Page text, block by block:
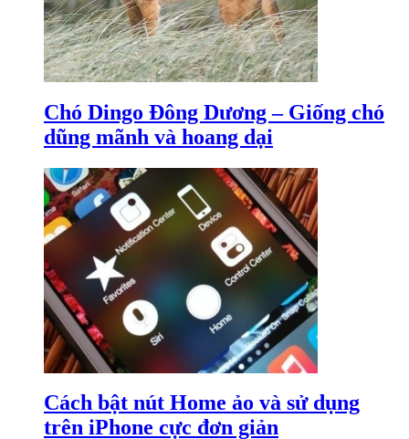
Chó Dingo Đông Dương – Giống chó
dũng mãnh và hoang dại
Cách bật nút Home ảo và sử dụng
trên iPhone cực đơn giản